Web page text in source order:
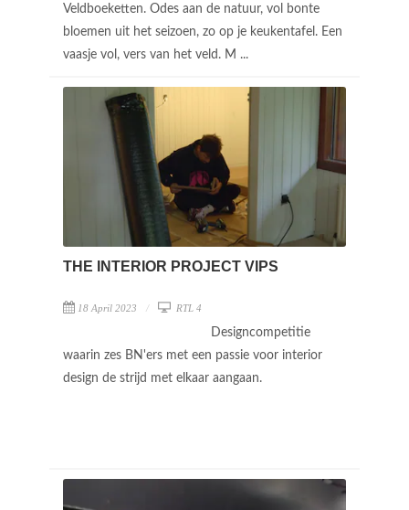
Veldboeketten. Odes aan de natuur, vol bonte
bloemen uit het seizoen, zo op je keukentafel. Een
vaasje vol, vers van het veld. M ...
THE INTERIOR PROJECT VIPS
18 April 2023 RTL 4
Designcompetitie
waarin zes BN'ers met een passie voor interior
design de strijd met elkaar aangaan.